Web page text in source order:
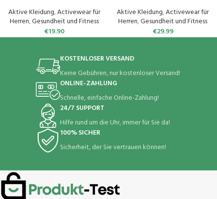
kurz mit Elastischem Bund I Mit
Seitentaschen mit
Reißverschluss
Aktive Kleidung,Activewear für
Herren,Gesundheit und Fitness
€19.90
Taschen,Dehnbare Kurze Hose
Herren für Freizeit Sport Fitness
Jogging
Aktive Kleidung,Activewear für
Herren,Gesundheit und Fitness
€29.99
KOSTENLOSER VERSAND
Keine Gebühren, nur kostenloser Versand!
ONLINE-ZAHLUNG
Schnelle, einfache Online-Zahlung!
24/7 SUPPORT
Hilfe rund um die Uhr, immer für Sie da!
100% SICHER
Sicherheit, der Sie vertrauen können!